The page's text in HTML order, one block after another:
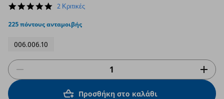
5.0
rating
2 Κριτικές
225 πόντους ανταμοιβής
006.006.10
Προσθήκη στο καλάθι